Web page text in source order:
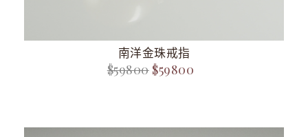
南洋金珠戒指
$59800 $59800